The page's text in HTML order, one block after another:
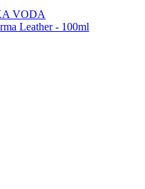
VODA
Leather - 100ml